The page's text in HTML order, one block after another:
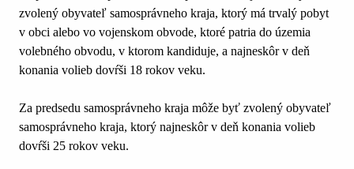
zvolený obyvateľ samosprávneho kraja, ktorý má trvalý pobyt
v obci alebo vo vojenskom obvode, ktoré patria do územia
volebného obvodu, v ktorom kandiduje, a najneskôr v deň
konania volieb dovŕši 18 rokov veku.
Za predsedu samosprávneho kraja môže byť zvolený obyvateľ
samosprávneho kraja, ktorý najneskôr v deň konania volieb
dovŕši 25 rokov veku.